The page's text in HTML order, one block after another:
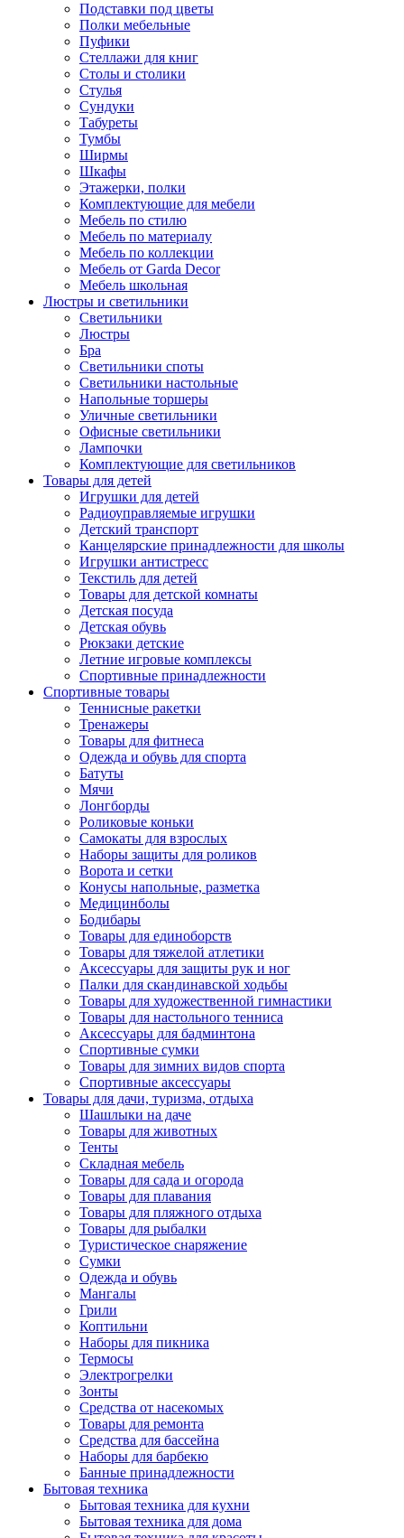
Подставки под цветы
Полки мебельные
Пуфики
Стеллажи для книг
Столы и столики
Стулья
Сундуки
Табуреты
Тумбы
Ширмы
Шкафы
Этажерки, полки
Комплектующие для мебели
Мебель по стилю
Мебель по материалу
Мебель по коллекции
Мебель от Garda Decor
Мебель школьная
Люстры и светильники
Светильники
Люстры
Бра
Светильники споты
Светильники настольные
Напольные торшеры
Уличные светильники
Офисные светильники
Лампочки
Комплектующие для светильников
Товары для детей
Игрушки для детей
Радиоуправляемые игрушки
Детский транспорт
Канцелярские принадлежности для школы
Игрушки антистресс
Текстиль для детей
Товары для детской комнаты
Детская посуда
Детская обувь
Рюкзаки детские
Летние игровые комплексы
Спортивные принадлежности
Спортивные товары
Теннисные ракетки
Тренажеры
Товары для фитнеса
Одежда и обувь для спорта
Батуты
Мячи
Лонгборды
Роликовые коньки
Самокаты для взрослых
Наборы защиты для роликов
Ворота и сетки
Конусы напольные, разметка
Медицинболы
Бодибары
Товары для единоборств
Товары для тяжелой атлетики
Аксессуары для защиты рук и ног
Палки для скандинавской ходьбы
Товары для художественной гимнастики
Товары для настольного тенниса
Аксессуары для бадминтона
Спортивные сумки
Товары для зимних видов спорта
Спортивные аксессуары
Товары для дачи, туризма, отдыха
Шашлыки на даче
Товары для животных
Тенты
Складная мебель
Товары для сада и огорода
Товары для плавания
Товары для пляжного отдыха
Товары для рыбалки
Туристическое снаряжение
Сумки
Одежда и обувь
Мангалы
Грили
Коптильни
Наборы для пикника
Термосы
Электрогрелки
Зонты
Средства от насекомых
Товары для ремонта
Средства для бассейна
Наборы для барбекю
Банные принадлежности
Бытовая техника
Бытовая техника для кухни
Бытовая техника для дома